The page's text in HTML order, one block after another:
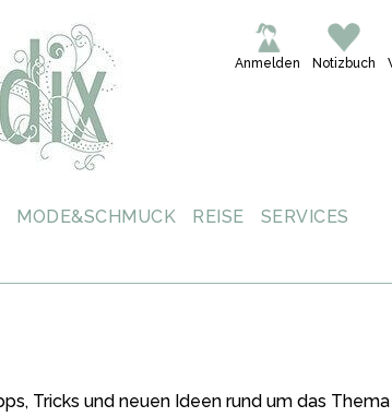
Notizbuch
Anmelden
MODE&SCHMUCK REISE SERVICES
Tricks und neuen Ideen rund um das Thema